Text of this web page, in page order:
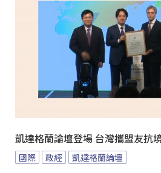
凱達格蘭論壇登場 台灣攜盟友抗
國際 政經 凱達格蘭論壇